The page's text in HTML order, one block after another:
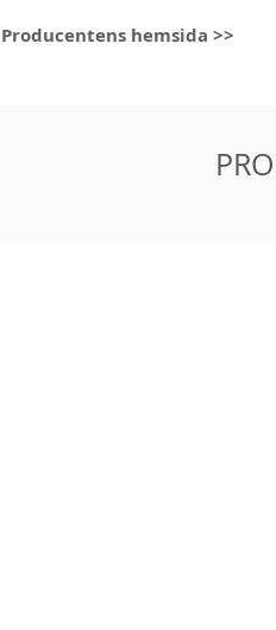
Producentens hemsida >>